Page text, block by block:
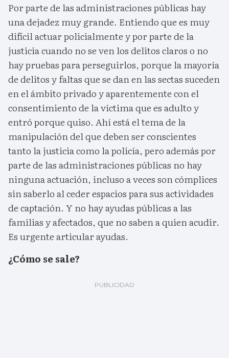
Por parte de las administraciones públicas hay
una dejadez muy grande. Entiendo que es muy
difícil actuar policialmente y por parte de la
justicia cuando no se ven los delitos claros o no
hay pruebas para perseguirlos, porque la mayoría
de delitos y faltas que se dan en las sectas suceden
en el ámbito privado y aparentemente con el
consentimiento de la víctima que es adulto y
entró porque quiso. Ahí está el tema de la
manipulación del que deben ser conscientes
tanto la justicia como la policía, pero además por
parte de las administraciones públicas no hay
ninguna actuación, incluso a veces son cómplices
sin saberlo al ceder espacios para sus actividades
de captación. Y no hay ayudas públicas a las
familias y afectados, que no saben a quien acudir.
Es urgente articular ayudas.
¿Cómo se sale?